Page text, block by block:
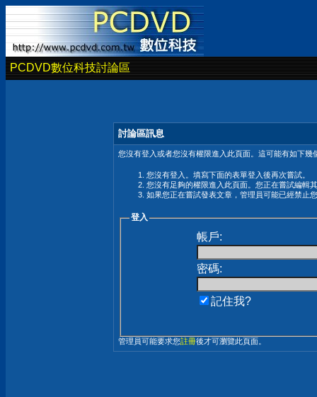
PCDVD數位科技討論區
討論區訊息
您沒有登入或者您沒有權限進入此頁面。這可能有如下幾
您沒有登入。填寫下面的表單登入後再次嘗試。
您沒有足夠的權限進入此頁面。您正在嘗試編輯
如果您正在嘗試發表文章，管理員可能已經禁止
登入
帳戶:
密碼:
記住我?
管理員可能要求您註冊後才可瀏覽此頁面。